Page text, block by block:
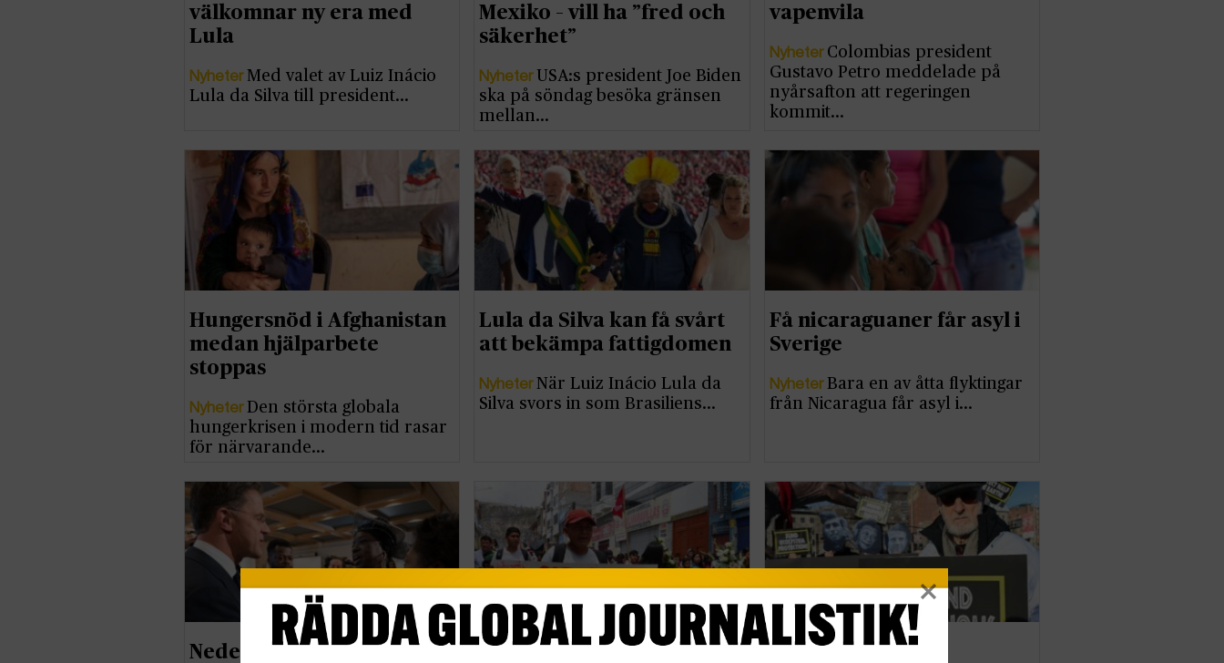
välkomnar ny era med
Lula
Nyheter Med valet av Luiz Inácio
Lula da Silva till president…
Mexiko – vill ha ”fred och
säkerhet”
Nyheter USA:s president Joe Biden
ska på söndag besöka gränsen
mellan…
vapenvila
Nyheter Colombias president
Gustavo Petro meddelade på
nyårsafton att regeringen
kommit…
Hungersnöd i Afghanistan
medan hjälparbete
stoppas
Nyheter Den största globala
hungerkrisen i modern tid rasar
för närvarande…
Lula da Silva kan få svårt
att bekämpa fattigdomen
NyheterNär Luiz Inácio Lula da
Silva svors in som Brasiliens…
Få nicaraguaner får asyl i
Sverige
Nyheter Bara en av åtta flyktingar
från Nicaragua får asyl i…
Nederländerna ber om
Peru tidigarelägger val
Amnesty: Brister i